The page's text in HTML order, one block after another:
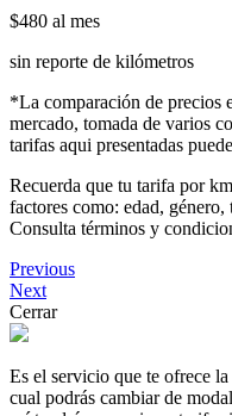
$480 al mes
sin reporte de kilómetros
*La comparación de precios
mercado, tomada de varios
tarifas aqui presentadas
Recuerda que tu tarifa por
factores como: edad,
Consulta términos y
Previous
Next
Cerrar
Es el servicio que te ofrece
cual podrás cambiar de